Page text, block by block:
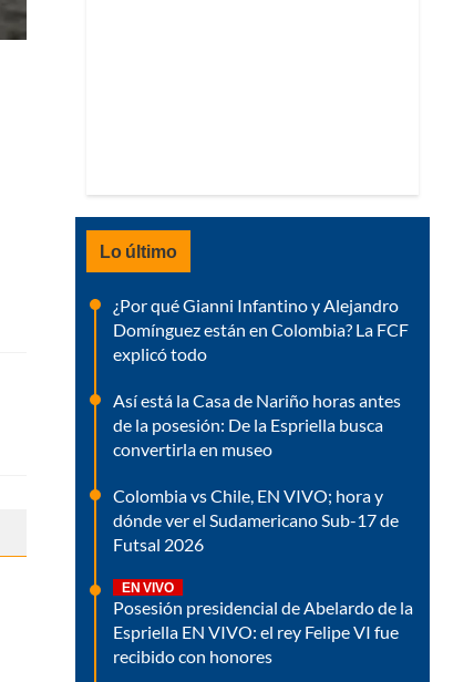
Lo último
¿Por qué Gianni Infantino y Alejandro
Domínguez están en Colombia? La FCF
explicó todo
Así está la Casa de Nariño horas antes
de la posesión: De la Espriella busca
convertirla en museo
Colombia vs Chile, EN VIVO; hora y
dónde ver el Sudamericano Sub-17 de
Futsal 2026
EN VIVO
Posesión presidencial de Abelardo de la
Espriella EN VIVO: el rey Felipe VI fue
recibido con honores